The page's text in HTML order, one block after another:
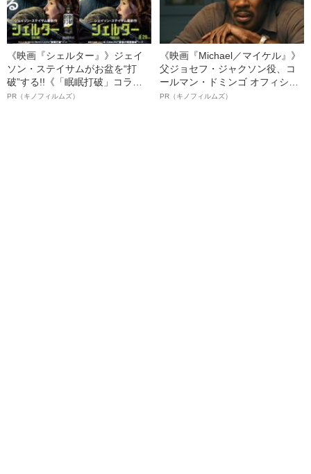
《映画『シェルター』》ジェイ
ソン・ステイサムがお盆を“打
破”する!!《「眠眠打破」コラ
ボ》
PR（キノフィルムズ）
《映画『Michael／マイケル』》
父ジョセフ・ジャクソン役、コ
ールマン・ドミンゴ オフィシャ
ルインタビュー“観客を魅了した
PR（キノフィルムズ）